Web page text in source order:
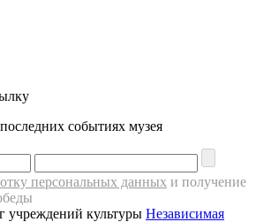
событиях музея
персональных данных и получение
учреждений культуры Независимая